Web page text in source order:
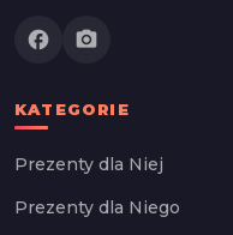
facebook photo_camera
KATEGORIE
Prezenty dla Niej
Prezenty dla Niego